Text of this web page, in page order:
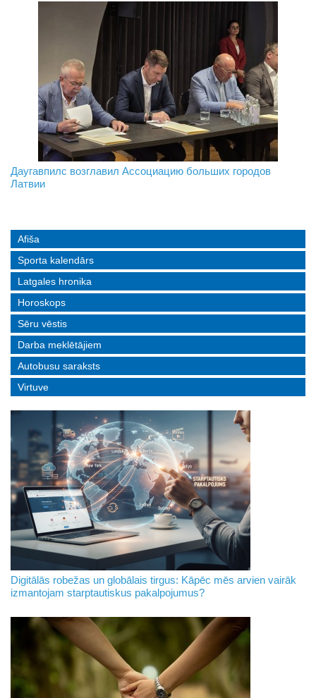
На границе с Беларусью ждут усиления
Даугавпилс возглавил Ассоциацию больших городов
Латвии
Инвалидность — не приговор: «Mediastrims» расскажет
реальные истории людей с ограниченными возможностями
Afiša
Sporta kalendārs
Latgales hronika
Horoskops
Sēru vēstis
Darba meklētājiem
Autobusu saraksts
Virtuve
Digitālās robežas un globālais tirgus: Kāpēc mēs arvien vairāk
izmantojam starptautiskus pakalpojumus?